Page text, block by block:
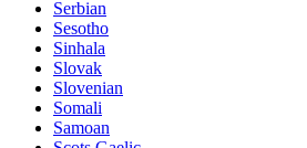
Serbian
Sesotho
Sinhala
Slovak
Slovenian
Somali
Samoan